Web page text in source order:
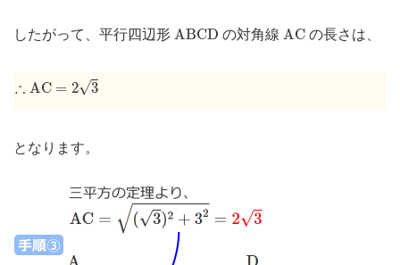
したがって、平行四辺形 ABCD
A BCD の対角線 AC
A C の長さは、
∴ AC = 2√3
A C=
となります。